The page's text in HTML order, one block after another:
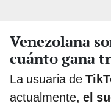
Venezolana
cuánto gana
La usuaria de
actualmente, el